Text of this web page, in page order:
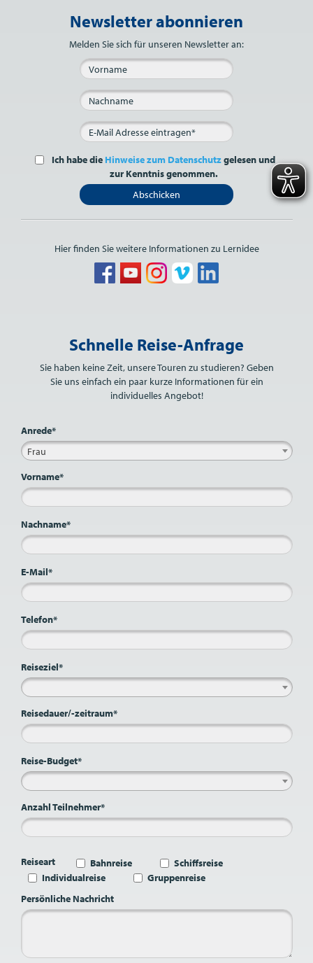
Bitte nicht ausfüllen.
Newsletter abonnieren
Melden Sie sich für unseren Newsletter an:
Ich habe die Hinweise zum Datenschutzgelesen und
zur Kenntnis genommen.
Abschicken
Hier finden Sie weitere Informationen zu Lernidee
Schnelle Reise-Anfrage
Sie haben keine Zeit, unsere Touren zu studieren? Geben
Sie uns einfach ein paar kurze Informationen für ein
individuelles Angebot!
Anrede*
Frau
Vorname*
Nachname*
E-Mail*
Telefon*
Reiseziel*
Reisedauer/-zeitraum*
Reise-Budget*
Anzahl Teilnehmer*
Reiseart Bahnreise
Schiffsreise
Individualreise
Gruppenreise
Persönliche Nachricht